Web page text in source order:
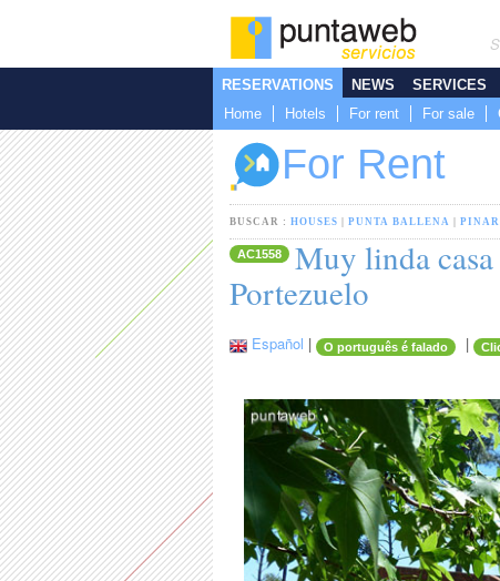
RESERVATIONS
Home
Hotels For rent For sale
NEWS SERVICES
For Rent
BUSCAR : HOUSES PUNTA BALLENA
AC1558
Muy linda casa
Portezuelo
Español | O português é falado |